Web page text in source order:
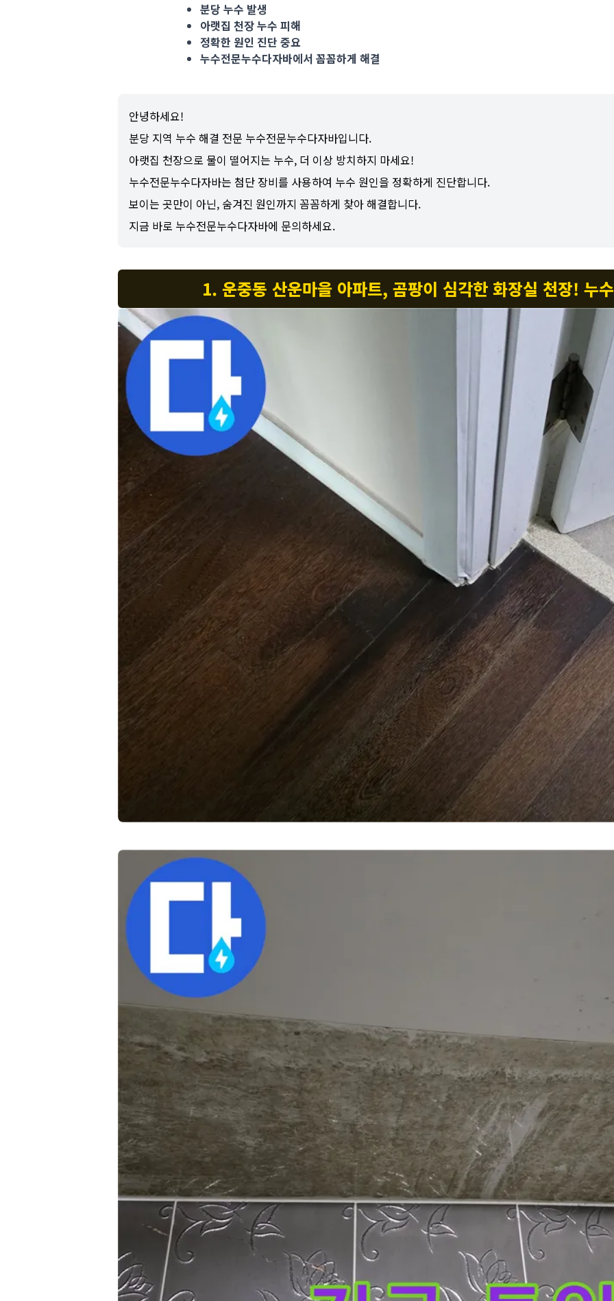
분당 누수 발생
아랫집 천장 누수 피해
정확한 원인 진단 중요
누수전문누수다자바에서 꼼꼼하게 해결
안녕하세요!
분당 지역 누수 해결 전문 누수전문누수다자바입니다.
아랫집 천장으로 물이 떨어지는 누수, 더 이상 방치하지 마세요!
누수전문누수다자바는 첨단 장비를 사용하여 누수 원인을 정확하게 진단합니다.
보이는 곳만이 아닌, 숨겨진 원인까지 꼼꼼하게 찾아 해결합니다.
지금 바로 누수전문누수다자바에 문의하세요.
1. 운중동 산운마을 아파트, 곰팡이 심각한 화장실 천장! 누